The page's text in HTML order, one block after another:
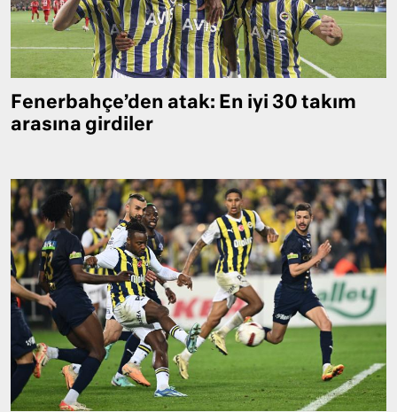
Fenerbahçe’den atak: En iyi 30 takım
arasına girdiler